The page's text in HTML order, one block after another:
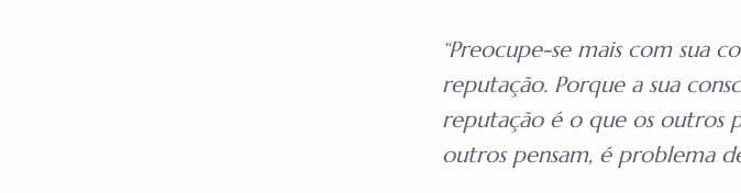
“Preocupe-se mais com sua
reputação. Porque a sua
reputação é o que os outros
outros pensam, é problema